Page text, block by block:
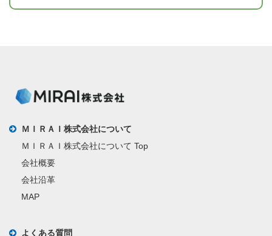
ＭＩＲＡＩ株式会社について
ＭＩＲＡＩ株式会社について Top
会社概要
会社沿革
MAP
よくある質問